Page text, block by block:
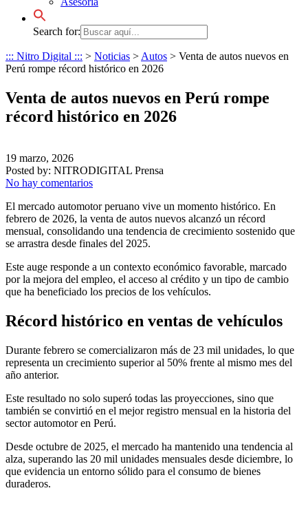
Search for:
::: Nitro Digital ::: > Noticias > Autos > Venta de autos nuevos en
Perú rompe récord histórico en 2026
Venta de autos nuevos en Perú rompe
récord histórico en 2026
19 marzo, 2026
Posted by: NITRODIGITAL Prensa
No hay comentarios
El mercado automotor peruano vive un momento histórico. En
febrero de 2026, la venta de autos nuevos alcanzó un récord
mensual, consolidando una tendencia de crecimiento sostenido que
se arrastra desde finales del 2025.
Este auge responde a un contexto económico favorable, marcado
por la mejora del empleo, el acceso al crédito y un tipo de cambio
que ha beneficiado los precios de los vehículos.
Récord histórico en ventas de vehículos
Durante febrero se comercializaron más de 23 mil unidades, lo que
representa un crecimiento superior al 50% frente al mismo mes del
año anterior.
Este resultado no solo superó todas las proyecciones, sino que
también se convirtió en el mejor registro mensual en la historia del
sector automotor en Perú.
Desde octubre de 2025, el mercado ha mantenido una tendencia al
alza, superando las 20 mil unidades mensuales desde diciembre, lo
que evidencia un entorno sólido para el consumo de bienes
duraderos.